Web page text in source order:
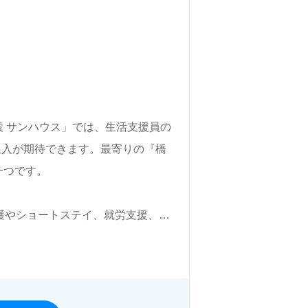
サンハウス」では、生活支援員の
が期待できます。最寄りの『橋
です。
ショートステイ、就労支援、グ
人生と喜びを創造すること」を
、プリセプター制度が整ってい